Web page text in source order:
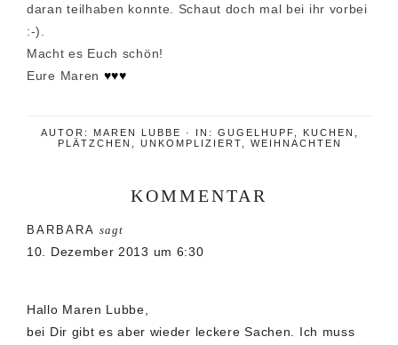
daran teilhaben konnte. Schaut doch mal bei ihr vorbei
:-).
Macht es Euch schön!
Eure Maren ♥♥♥
AUTOR: MAREN LUBBE · IN: GUGELHUPF KUCHEN
PLÄTZCHEN
UNKOMPLIZIERT WEIHNACHTEN
Interaktionen
KOMMENTAR
BARBARA sagt
10. Dezember 2013 um 6:30
Hallo Maren Lubbe,
bei Dir gibt es aber wieder leckere Sachen. Ich muss